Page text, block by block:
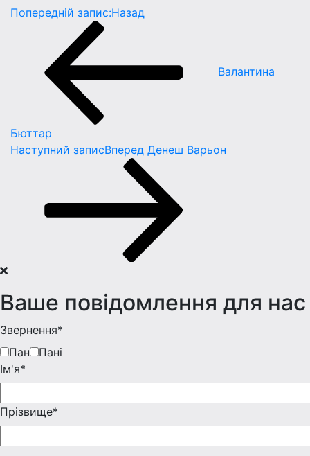
Попередній запис:Назад
Валантина
Бюттар
Наступний записВперед Денеш Варьон
Ваше повідомлення для нас
Звернення*
Пан
Пані
Iм'я*
Прізвище*